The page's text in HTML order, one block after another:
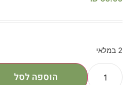
2 במלאי
הוספה לסל